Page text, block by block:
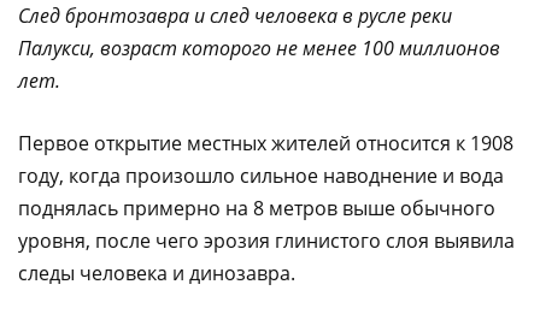
След бронтозавра и след человека в русле реки
Палукси, возраст которого не менее 100 миллионов
лет.
Первое открытие местных жителей относится к 1908
году, когда произошло сильное наводнение и вода
поднялась примерно на 8 метров выше обычного
уровня, после чего эрозия глинистого слоя выявила
следы человека и динозавра.